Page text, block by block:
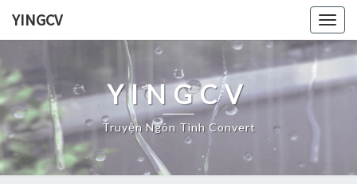
YINGCV
YINGCV
Truyện Ngôn Tình Convert